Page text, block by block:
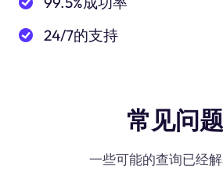
24/7的支持
常见问题
一些可能的查询已经